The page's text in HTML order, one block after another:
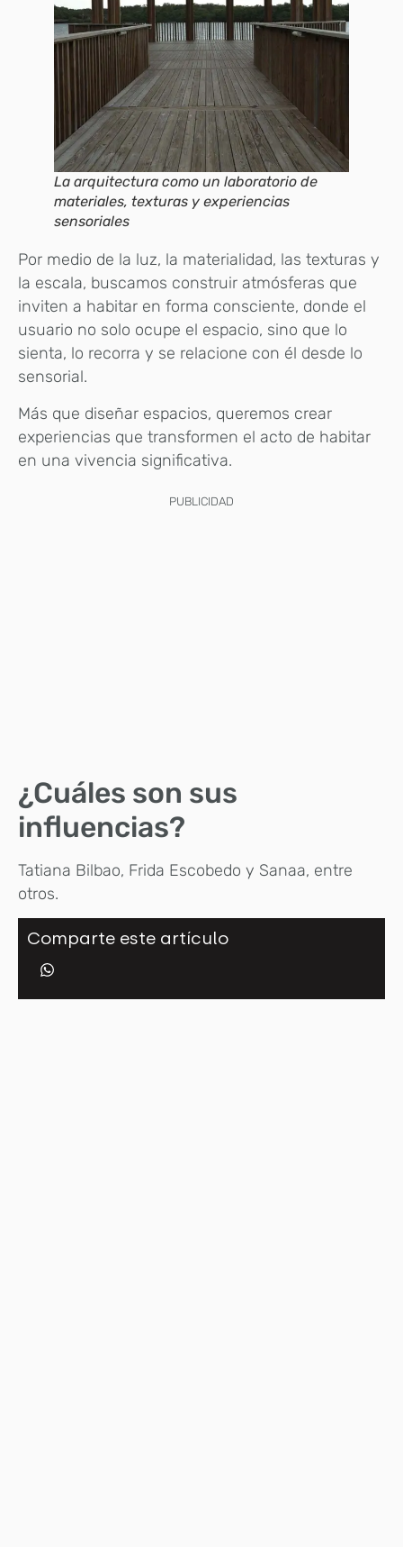
La arquitectura como un laboratorio de
materiales, texturas y experiencias
sensoriales
Por medio de la luz, la materialidad, las texturas y
la escala, buscamos construir atmósferas que
inviten a habitar en forma consciente, donde el
usuario no solo ocupe el espacio, sino que lo
sienta, lo recorra y se relacione con él desde lo
sensorial.
Más que diseñar espacios, queremos crear
experiencias que transformen el acto de habitar
en una vivencia significativa.
PUBLICIDAD
¿Cuáles son sus
influencias?
Tatiana Bilbao, Frida Escobedo y Sanaa, entre
otros.
Comparte este artículo